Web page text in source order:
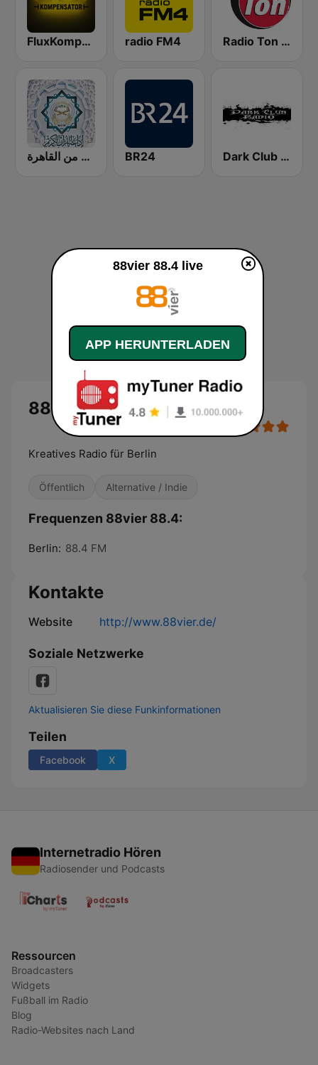
FluxKompensator radio FM4 Radio Ton - Nachrichten
إذاعة القرآن الكريم من القاهرة BR24 Dark Club Radio
88vier 88.4 Live
Kreatives Radio für Berlin
Öffentlich Alternative / Indie
Frequenzen 88vier 88.4:
Berlin: 88.4 FM
Kontakte
Website http://www.88vier.de/
Soziale Netzwerke
Aktualisieren Sie diese Funkinformationen
Teilen
Facebook X
Internetradio Hören
Radiosender und Podcasts
Ressourcen
Broadcasters
Widgets
Fußball im Radio
Blog
Radio-Websites nach Land
88vier 88.4 live
APP HERUNTERLADEN